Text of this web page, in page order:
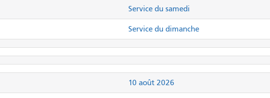
Service du samedi
Service du dimanche
10 août 2026